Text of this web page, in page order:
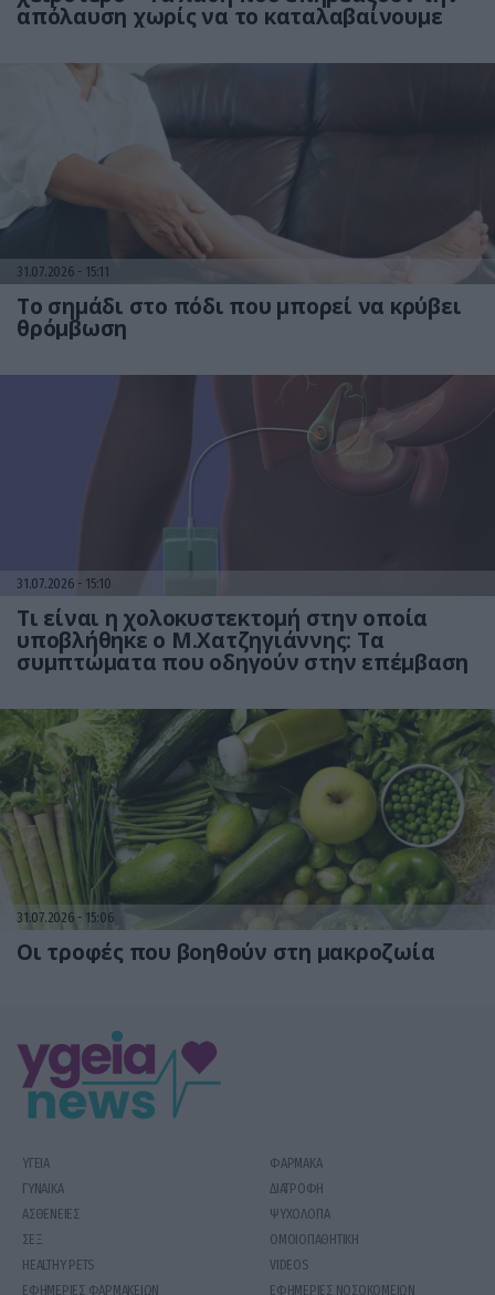
απόλαυση χωρίς να το καταλαβαίνουμε
31.07.2026 15:11
Το σημάδι στο πόδι που μπορεί να κρύβει
θρόμβωση
31.07.2026 15:10
Τι είναι η χολοκυστεκτομή στην οποία
υποβλήθηκε ο Μ.Χατζηγιάννης: Tα
συμπτώματα που οδηγούν στην επέμβαση
31.07.2026 15:06
Οι τροφές που βοηθούν στη μακροζωία
ΥΓΕΙΑ
ΦΑΡΜΑΚΑ
ΓΥΝΑΙΚΑ
ΔΙΑΤΡΟΦΗ
ΑΣΘΕΝΕΙΕΣ
ΨΥΧΟΛΟΓΙΑ
ΣΕΞ
ΟΜΟΙΟΠΑΘΗΤΙΚΗ
HEALTHY PETS
VIDEOS
ΕΦΗΜΕΡΙΕΣ ΦΑΡΜΑΚΕΙΩΝ
ΕΦΗΜΕΡΙΕΣ ΝΟΣΟΚΟΜΕΙΩΝ